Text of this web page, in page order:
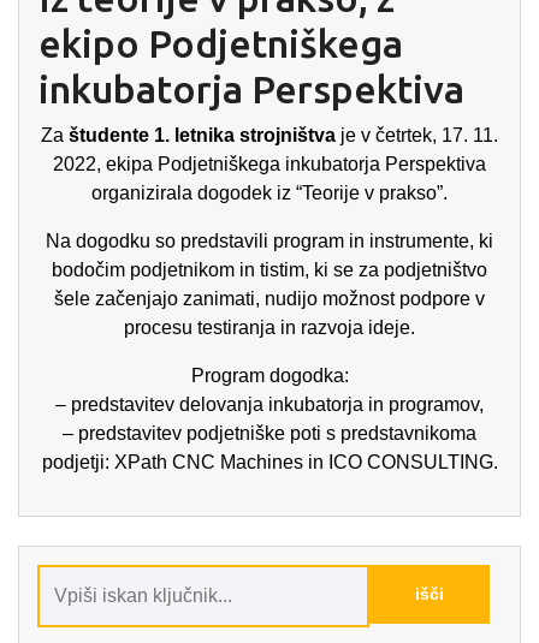
ekipo Podjetniškega
inkubatorja Perspektiva
Za študente 1. letnika strojništva je v četrtek, 17. 11.
2022, ekipa Podjetniškega inkubatorja Perspektiva
organizirala dogodek iz “Teorije v prakso”.
Na dogodku so predstavili program in instrumente, ki
bodočim podjetnikom in tistim, ki se za podjetništvo
šele začenjajo zanimati, nudijo možnost podpore v
procesu testiranja in razvoja ideje.
Program dogodka:
– predstavitev delovanja inkubatorja in programov,
– predstavitev podjetniške poti s predstavnikoma
podjetji: XPath CNC Machines in ICO CONSULTING.